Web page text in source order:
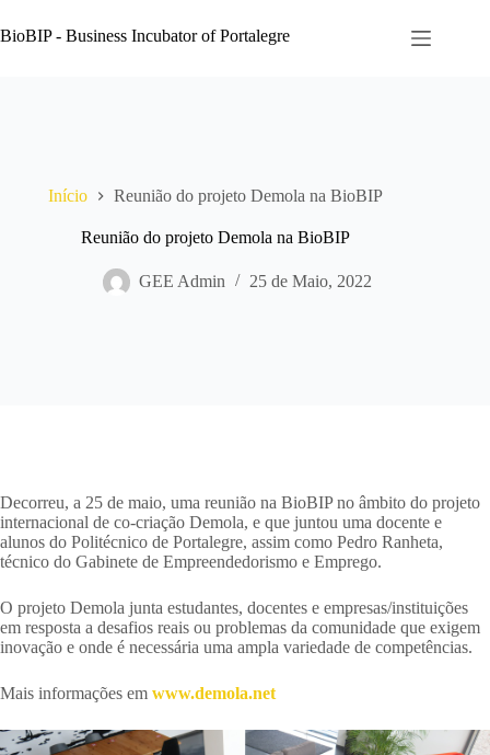
para
o
BioBIP - Business Incubator of Portalegre
Início Reunião do projeto Demola na BioBIP
Reunião do projeto Demola na BioBIP
GEE Admin 25 de Maio, 2022
Decorreu, a 25 de maio, uma reunião na BioBIP no âmbito do projeto
internacional de co-criação Demola, e que juntou uma docente e
alunos do Politécnico de Portalegre, assim como Pedro Ranheta,
técnico do Gabinete de Empreendedorismo e Emprego.
O projeto Demola junta estudantes, docentes e empresas/instituições
em resposta a desafios reais ou problemas da comunidade que exigem
inovação e onde é necessária uma ampla variedade de competências.
Mais informações em www.demola.net